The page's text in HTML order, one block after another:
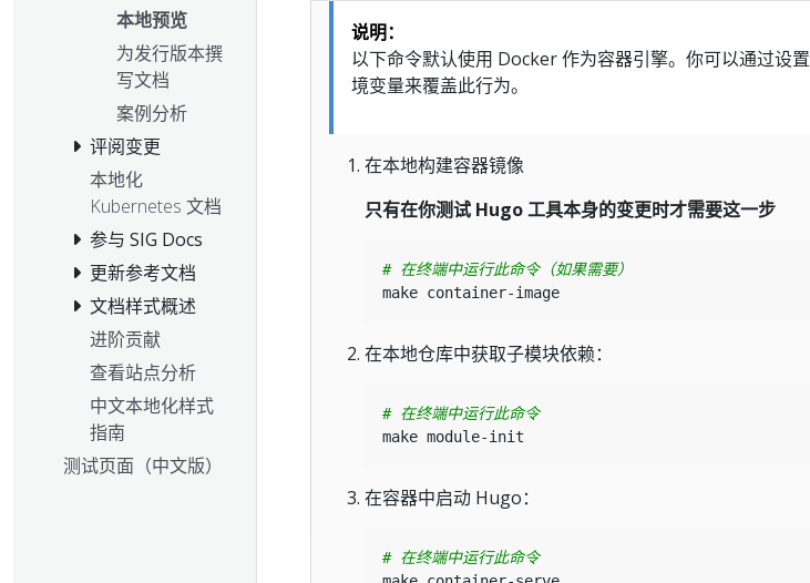
本地预览
为发行版本撰
写文档
案例分析
评阅变更
本地化
Kubernetes 文档
参与 SIG Docs
更新参考文档
文档样式概述
进阶贡献
查看站点分析
中文本地化样式
指南
测试页面（中文版）
说明：
以下命令默认使用 Docker 作为容器引擎。你可以通过设置
境变量来覆盖此行为。
在本地构建容器镜像
只有在你测试 Hugo 工具本身的变更时才需要这一步
# 在终端中运行此命令（如果需要）
在本地仓库中获取子模块依赖：
# 在终端中运行此命令
在容器中启动 Hugo：
# 在终端中运行此命令